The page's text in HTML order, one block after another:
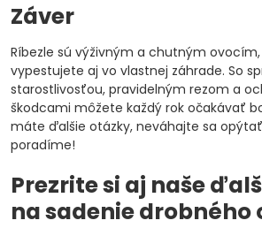
Záver
Ríbezle sú výživným a chutným
vypestujete aj vo vlastnej záhrade. So
starostlivosťou, pravidelným rezom a
škodcami môžete každý rok očakávať
máte ďalšie otázky, neváhajte sa
poradíme!
Prezrite si aj naše
na sadenie drobného